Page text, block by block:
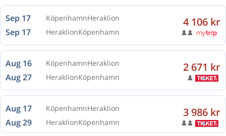
Sep 17 KöpenhamnHeraklion
Sep 17 HeraklionKöpenhamn
4 106 kr
Aug 16 KöpenhamnHeraklion
Aug 27 HeraklionKöpenhamn
2 671 kr
Aug 17 KöpenhamnHeraklion
Aug 29 HeraklionKöpenhamn
3 986 kr